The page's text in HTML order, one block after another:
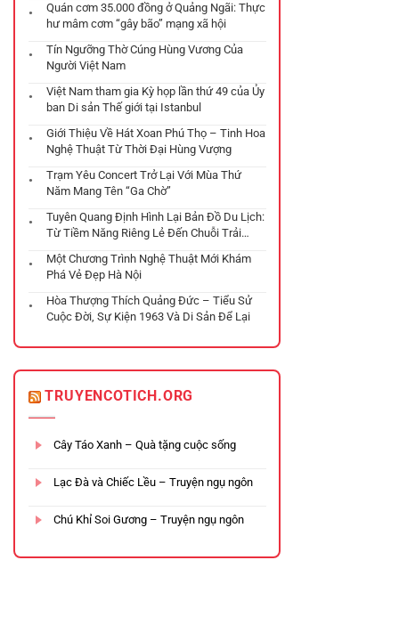
Quán cơm 35.000 đồng ở Quảng Ngãi: Thực
hư mâm cơm “gây bão” mạng xã hội
Tín Ngưỡng Thờ Cúng Hùng Vương Của
Người Việt Nam
Việt Nam tham gia Kỳ họp lần thứ 49 của Ủy
ban Di sản Thế giới tại Istanbul
Giới Thiệu Về Hát Xoan Phú Thọ – Tinh Hoa
Nghệ Thuật Từ Thời Đại Hùng Vượng
Trạm Yêu Concert Trở Lại Với Mùa Thứ
Năm Mang Tên “Ga Chờ”
Tuyên Quang Định Hình Lại Bản Đồ Du Lịch:
Từ Tiềm Năng Riêng Lẻ Đến Chuỗi Trải
Một Chương Trình Nghệ Thuật Mới Khám
Phá Vẻ Đẹp Hà Nội
Hòa Thượng Thích Quảng Đức – Tiểu Sử
Cuộc Đời, Sự Kiện 1963 Và Di Sản Để Lại
TRUYENCOTICH.ORG
Cây Táo Xanh – Quà tặng cuộc sống
Lạc Đà và Chiếc Lều – Truyện ngụ ngôn
Chú Khỉ Soi Gương – Truyện ngụ ngôn